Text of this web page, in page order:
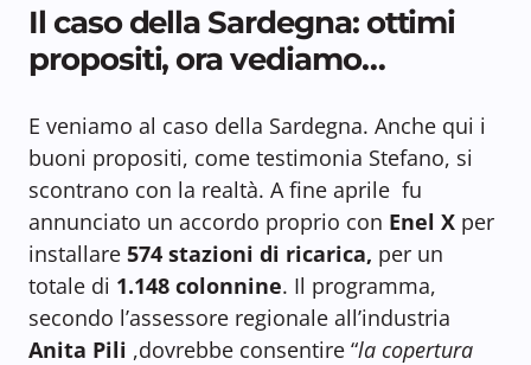
Il caso della Sardegna: ottimi
propositi, ora vediamo…
E veniamo al caso della Sardegna. Anche qui i
buoni propositi, come testimonia Stefano, si
scontrano con la realtà. A fine aprile fu
annunciato un accordo proprio con Enel X per
installare 574 stazioni di ricarica, per un
totale di 1.148 colonnine. Il programma,
secondo l’assessore regionale all’industria
Anita Pili ,dovrebbe consentire “la copertura